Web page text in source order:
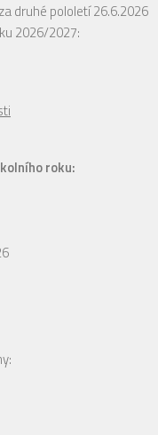
druhé pololetí 26.6.2026
2026/2027:
roku: